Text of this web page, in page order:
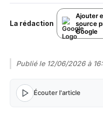
La rédaction
Ajouter
source
Google
Publié le 12/06/2026 à
Écouter l'article